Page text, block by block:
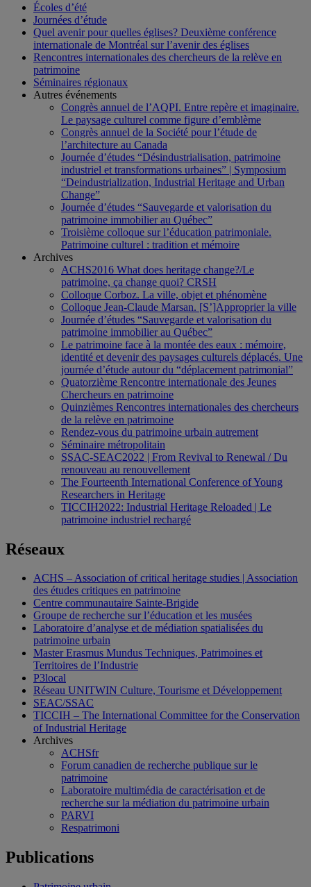
Écoles d’été
Journées d’étude
Quel avenir pour quelles églises? Deuxième conférence
internationale de Montréal sur l’avenir des églises
Rencontres internationales des chercheurs de la relève en
patrimoine
Séminaires régionaux
Autres événements
Congrès annuel de l’AQPI. Entre repère et imaginaire.
Le paysage culturel comme figure d’emblème
Congrès annuel de la Société pour l’étude de
l’architecture au Canada
Journée d’études “Désindustrialisation, patrimoine
industriel et transformations urbaines” | Symposium
“Deindustrialization, Industrial Heritage and Urban
Change”
Journée d’études “Sauvegarde et valorisation du
patrimoine immobilier au Québec”
Troisième colloque sur l’éducation patrimoniale.
Patrimoine culturel : tradition et mémoire
Archives
ACHS2016 What does heritage change?/Le
patrimoine, ça change quoi? CRSH
Colloque Corboz. La ville, objet et phénomène
Colloque Jean-Claude Marsan. [S’]Approprier la ville
Journée d’études “Sauvegarde et valorisation du
patrimoine immobilier au Québec”
Le patrimoine face à la montée des eaux : mémoire,
identité et devenir des paysages culturels déplacés. Une
journée d’étude autour du “déplacement patrimonial”
Quatorzième Rencontre internationale des Jeunes
Chercheurs en patrimoine
Quinzièmes Rencontres internationales des chercheurs
de la relève en patrimoine
Rendez-vous du patrimoine urbain autrement
Séminaire métropolitain
SSAC-SEAC2022 | From Revival to Renewal / Du
renouveau au renouvellement
The Fourteenth International Conference of Young
Researchers in Heritage
TICCIH2022: Industrial Heritage Reloaded | Le
patrimoine industriel rechargé
Réseaux
ACHS – Association of critical heritage studies | Association
des études critiques en patrimoine
Centre communautaire Sainte-Brigide
Groupe de recherche sur l’éducation et les musées
Laboratoire d’analyse et de médiation spatialisées du
patrimoine urbain
Master Erasmus Mundus Techniques, Patrimoines et
Territoires de l’Industrie
P3local
Réseau UNITWIN Culture, Tourisme et Développement
SEAC/SSAC
TICCIH – The International Committee for the Conservation
of Industrial Heritage
Archives
ACHSfr
Forum canadien de recherche publique sur le
patrimoine
Laboratoire multimédia de caractérisation et de
recherche sur la médiation du patrimoine urbain
PARVI
Respatrimoni
Publications